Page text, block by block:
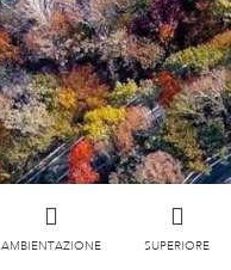
AMBIENTAZIONE SUPERIORE